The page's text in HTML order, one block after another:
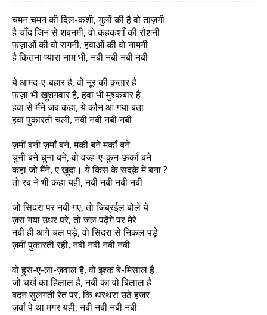
चमन चमन की दिल-कशी, गुलों की है वो ताज़गी
है चाँद जिन से शबनमी, वो कहकशाँ की रौशनी
फ़ज़ाओं की वो रागनी, हवाओं की वो नामगी
है कितना प्यारा नाम भी, नबी नबी नबी नबी
ये आमद-ए-बहार है, वो नूर की क़तार है
फ़ज़ा भी ख़ुशगवार है, हवा भी मुश्कबार है
हवा से मैंने जब कहा, ये कौन आ गया बता
हवा पुकारती चली, नबी नबी नबी नबी
ज़मीं बनी ज़माँ बने, मकीं बने मकाँ बने
चुनी बने चुना बने, वो वज्ह-ए-कुन-फ़काँ बने
कहा जो मैंने, ए ख़ुदा। ये किस के सदक़े में बना ?
तो रब ने भी कहा यही, नबी नबी नबी नबी
जो सिदरा पर नबी गए, तो जिब्रईल बोले ये
ज़रा गया उधर परे, तो जल पढ़ेंगे पर मेरे
नबी ही आगे चल पड़े, वो सिदरा से निकल पड़े
ज़मीं पुकारती रही, नबी नबी नबी नबी
वो हुस-ए-ला-ज़वाल है, वो इश्क बे-मिसाल है
जो चर्ख का हिलाल है, नबी का वो बिलाल है
बदन सुलगती रेत पर, कि थरथरा उठे हजर
ज़बाँ पे था मगर यही, नबी नबी नबी नबी